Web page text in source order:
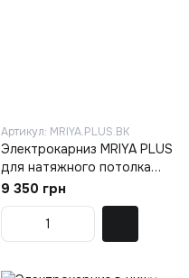
Артикул: MRIYA.PLUS.BK
Электрокарниз MRIYA PLUS
для натяжного потолка
черный
9 350 грн